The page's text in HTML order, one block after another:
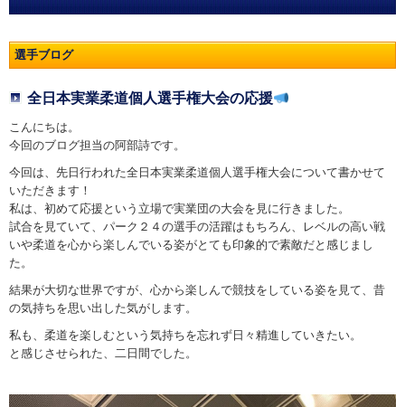
選手ブログ
全日本実業柔道個人選手権大会の応援
こんにちは。
今回のブログ担当の阿部詩です。
今回は、先日行われた全日本実業柔道個人選手権大会について書かせて
いただきます！
私は、初めて応援という立場で実業団の大会を見に行きました。
試合を見ていて、パーク２４の選手の活躍はもちろん、レベルの高い戦
いや柔道を心から楽しんでいる姿がとても印象的で素敵だと感じまし
た。
結果が大切な世界ですが、心から楽しんで競技をしている姿を見て、昔
の気持ちを思い出した気がします。
私も、柔道を楽しむという気持ちを忘れず日々精進していきたい。
と感じさせられた、二日間でした。